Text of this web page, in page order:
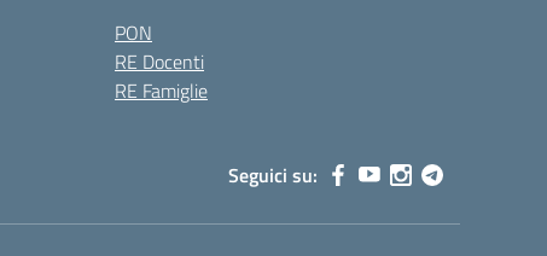
PON
RE Docenti
RE Famiglie
Seguici su: